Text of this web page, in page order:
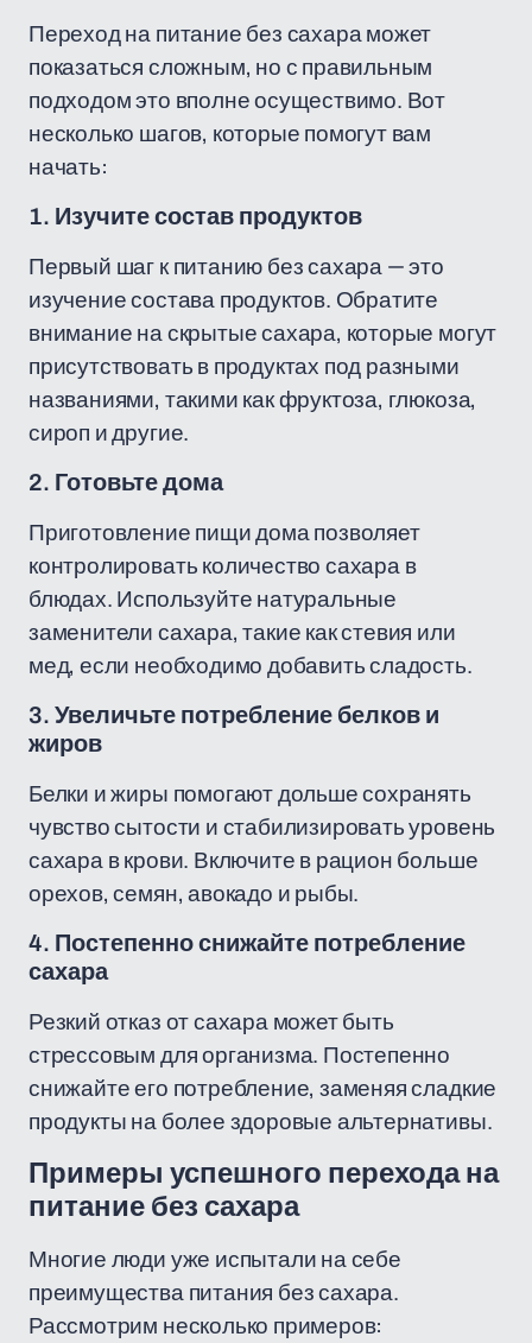
Переход на питание без сахара может
показаться сложным, но с правильным
подходом это вполне осуществимо. Вот
несколько шагов, которые помогут вам
начать:
1. Изучите состав продуктов
Первый шаг к питанию без сахара — это
изучение состава продуктов. Обратите
внимание на скрытые сахара, которые могут
присутствовать в продуктах под разными
названиями, такими как фруктоза, глюкоза,
сироп и другие.
2. Готовьте дома
Приготовление пищи дома позволяет
контролировать количество сахара в
блюдах. Используйте натуральные
заменители сахара, такие как стевия или
мед, если необходимо добавить сладость.
3. Увеличьте потребление белков и
жиров
Белки и жиры помогают дольше сохранять
чувство сытости и стабилизировать уровень
сахара в крови. Включите в рацион больше
орехов, семян, авокадо и рыбы.
4. Постепенно снижайте потребление
сахара
Резкий отказ от сахара может быть
стрессовым для организма. Постепенно
снижайте его потребление, заменяя сладкие
продукты на более здоровые альтернативы.
Примеры успешного перехода на
питание без сахара
Многие люди уже испытали на себе
преимущества питания без сахара.
Рассмотрим несколько примеров: